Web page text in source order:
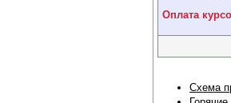
Оплата
Схема